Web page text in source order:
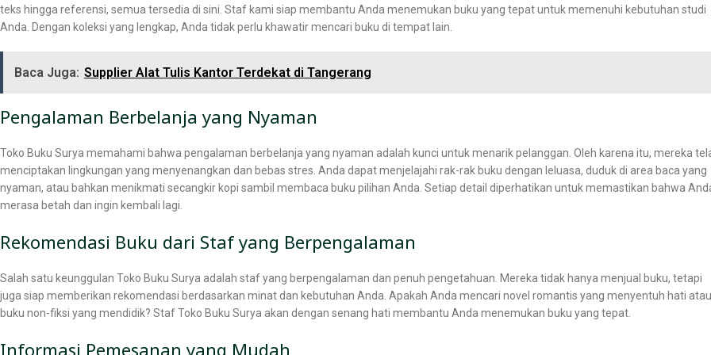
teks hingga referensi, semua tersedia di sini. Staf kami siap membantu Anda menemukan buku yang tepat untuk memenuhi kebutuhan studi
Anda. Dengan koleksi yang lengkap, Anda tidak perlu khawatir mencari buku di tempat lain.
Baca Juga: Supplier Alat Tulis Kantor Terdekat di Tangerang
Pengalaman Berbelanja yang Nyaman
Toko Buku Surya memahami bahwa pengalaman berbelanja yang nyaman adalah kunci untuk menarik pelanggan. Oleh karena itu, mereka
menciptakan lingkungan yang menyenangkan dan bebas stres. Anda dapat menjelajahi rak-rak buku dengan leluasa, duduk di area baca yang
nyaman, atau bahkan menikmati secangkir kopi sambil membaca buku pilihan Anda. Setiap detail diperhatikan untuk memastikan bahwa
merasa betah dan ingin kembali lagi.
Rekomendasi Buku dari Staf yang Berpengalaman
Salah satu keunggulan Toko Buku Surya adalah staf yang berpengalaman dan penuh pengetahuan. Mereka tidak hanya menjual buku, tetapi
juga siap memberikan rekomendasi berdasarkan minat dan kebutuhan Anda. Apakah Anda mencari novel romantis yang menyentuh hati atau
buku non-fiksi yang mendidik? Staf Toko Buku Surya akan dengan senang hati membantu Anda menemukan buku yang tepat.
Informasi Pemesanan yang Mudah